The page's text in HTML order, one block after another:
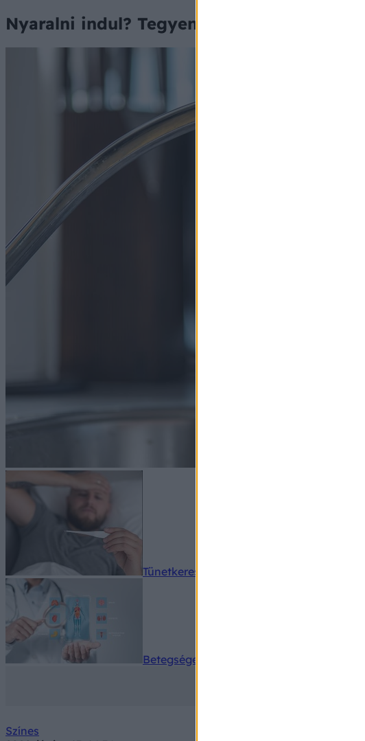
Nyaralni indul? Tegyen egy pohár vizet a
Tünetkereső
Betegségek A-Z
Színes